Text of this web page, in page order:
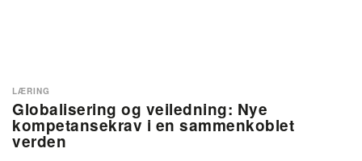
Globalisering og veiledning: Nye
kompetansekrav i en sammenkoblet
verden
LÆRING